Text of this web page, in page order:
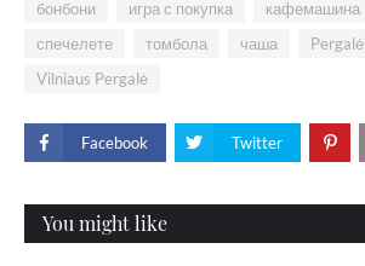
бонбони игра с покупка кафемашина
спечелете
томбола чаша Pergalė
Vilniaus Pergalė
Facebook Twitter
You might like